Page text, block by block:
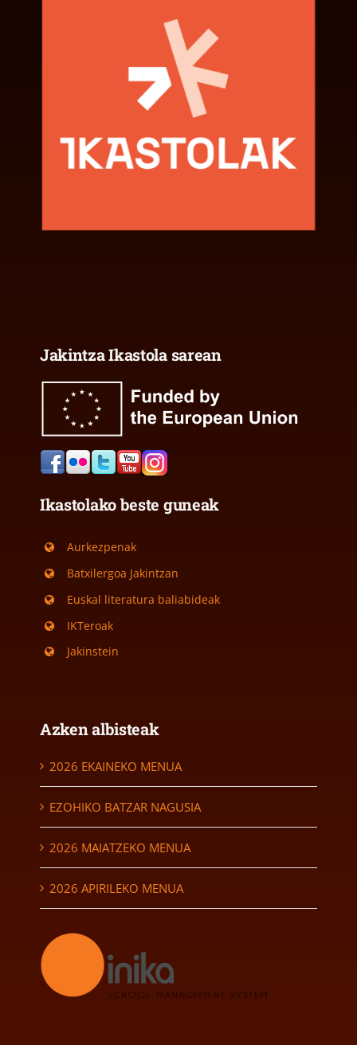
Jakintza Ikastola sarean
Ikastolako beste guneak
Aurkezpenak
Batxilergoa Jakintzan
Euskal literatura baliabideak
IKTeroak
Jakinstein
Azken albisteak
2026 EKAINEKO MENUA
EZOHIKO BATZAR NAGUSIA
2026 MAIATZEKO MENUA
2026 APIRILEKO MENUA